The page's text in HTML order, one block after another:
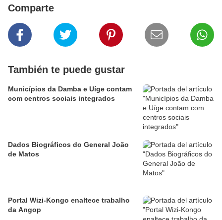
Comparte
También te puede gustar
Municípios da Damba e Uíge contam
com centros sociais integrados
Dados Biográficos do General João
de Matos
Portal Wizi-Kongo enaltece trabalho
da Angop